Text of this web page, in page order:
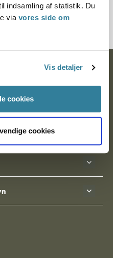
indsamling af statistik. Du
via vores side om
Vis detaljer
cookies
cookies
99